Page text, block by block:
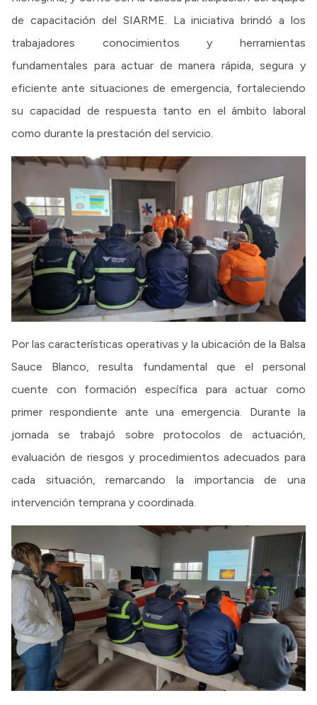
de capacitación del SIARME. La iniciativa brindó a los
trabajadores conocimientos y herramientas
fundamentales para actuar de manera rápida, segura y
eficiente ante situaciones de emergencia, fortaleciendo
su capacidad de respuesta tanto en el ámbito laboral
como durante la prestación del servicio.
Por las características operativas y la ubicación de la Balsa
Sauce Blanco, resulta fundamental que el personal
cuente con formación específica para actuar como
primer respondiente ante una emergencia. Durante la
jornada se trabajó sobre protocolos de actuación,
evaluación de riesgos y procedimientos adecuados para
cada situación, remarcando la importancia de una
intervención temprana y coordinada.